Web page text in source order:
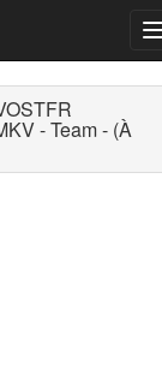
- Team - (À